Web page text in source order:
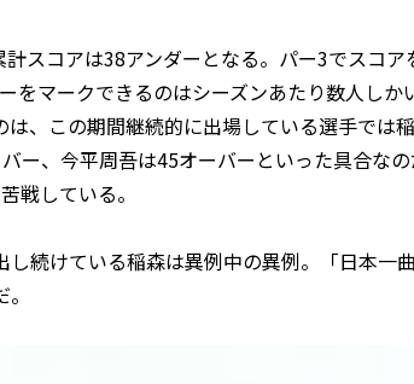
スコアは38アンダーとなる。パー3でスコ
をマークできるのはシーズンあたり数人しか
、この期間継続的に出場している選手では
ー、今平周吾は45オーバーといった具合な
戦している。
続けている稲森は異例中の異例。「日本一